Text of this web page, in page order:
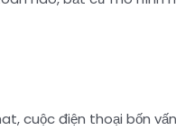
cuộc điện thoại bốn